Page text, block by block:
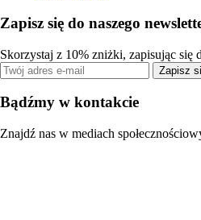
Zapisz się do naszego
Skorzystaj z 10% zniżki, zapisując się
Zapisz
Bądźmy w kontakcie
Znajdź nas w mediach